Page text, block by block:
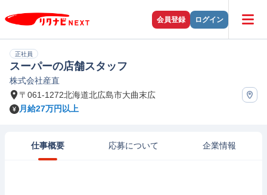
会員登録 ログイン
正社員
スーパーの店舗スタッフ
株式会社産直
〒061-1272北海道北広島市大曲末広
月給27万円以上
仕事概要 応募について 企業情報